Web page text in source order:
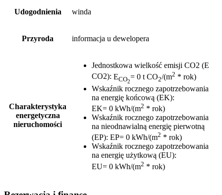
Udogodnienia winda
Przyroda informacja u dewelopera
Charakterystyka
energetyczna
nieruchomości
Jednostkowa wielkość emisji CO2 (E
CO2): ECO2
= 0 t CO2/(m2 * rok)
Wskaźnik rocznego zapotrzebowania
na energię końcową (EK):
EK= 0 kWh/(m2 * rok)
Wskaźnik rocznego zapotrzebowania
na nieodnawialną energię pierwotną
(EP): EP= 0 kWh/(m2 * rok)
Wskaźnik rocznego zapotrzebowania
na energię użytkową (EU):
EU= 0 kWh/(m2 * rok)